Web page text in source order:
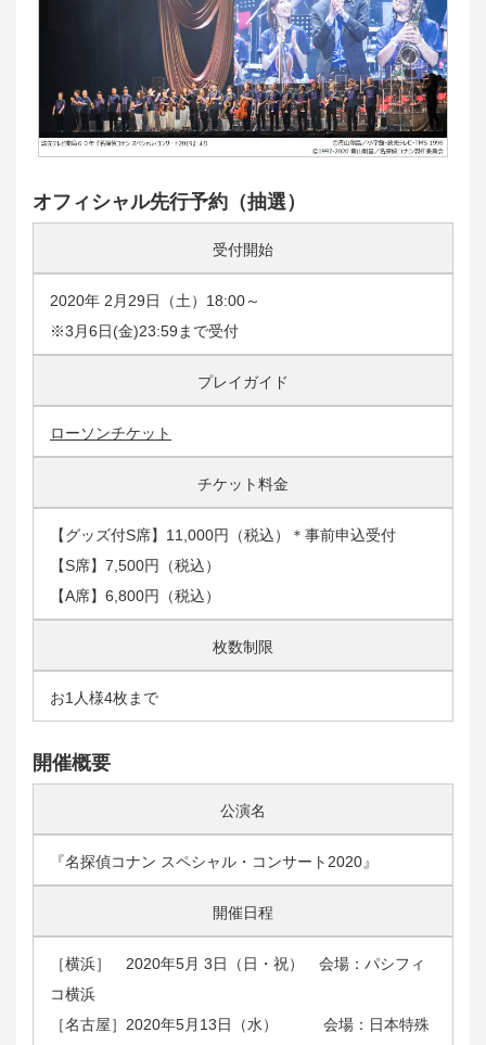
オフィシャル先行予約（抽選）
受付開始
2020年 2月29日（土）18:00～
※3月6日(金)23:59まで受付
プレイガイド
ローソンチケット
チケット料金
【グッズ付S席】11,000円（税込）＊事前申込受付
【S席】7,500円（税込）
【A席】6,800円（税込）
枚数制限
お1人様4枚まで
開催概要
公演名
『名探偵コナン スペシャル・コンサート2020』
開催日程
［横浜］ 2020年5月 3日（日・祝） 会場：パシフィ
コ横浜
［名古屋］2020年5月13日（水） 会場：日本特殊